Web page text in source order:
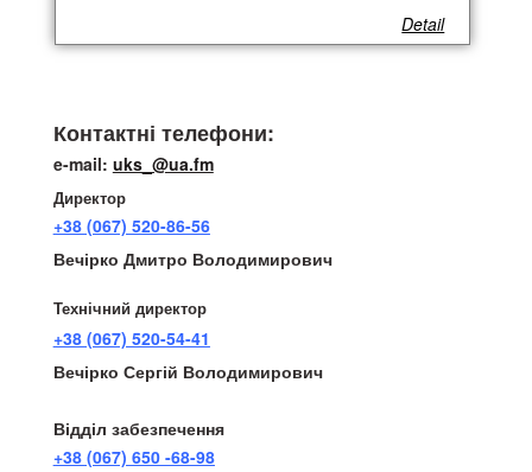
Detail
Контактні телефони:
e-mail: uks_@ua.fm
Директор
+38 (067) 520-86-56
Вечірко Дмитро Володимирович
Технічний директор
+38 (067) 520-54-41
Вечірко Сергій Володимирович
Відділ забезпечення
+38 (067) 650 -68-98